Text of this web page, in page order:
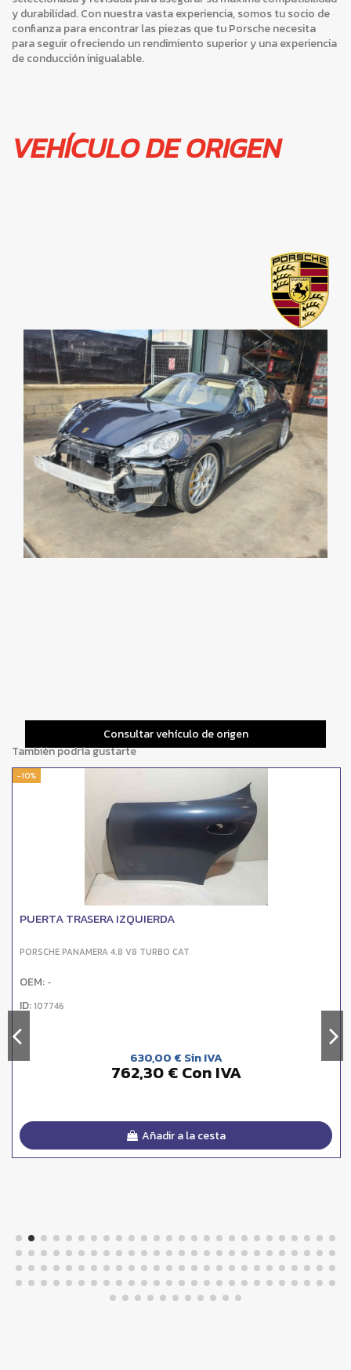
y durabilidad. Con nuestra vasta experiencia, somos tu socio de
confianza para encontrar las piezas que tu Porsche necesita
para seguir ofreciendo un rendimiento superior y una experiencia
de conducción inigualable.
VEHÍCULO DE ORIGEN
Consultar vehículo de origen
También podría gustarte
-10%
PUERTA TRASERA IZQUIERDA
PORSCHE PANAMERA 4.8 V8 TURBO CAT
OEM: -
ID:107746
630,00 € Sin IVA
762,30 € Con IVA
Añadir a la cesta